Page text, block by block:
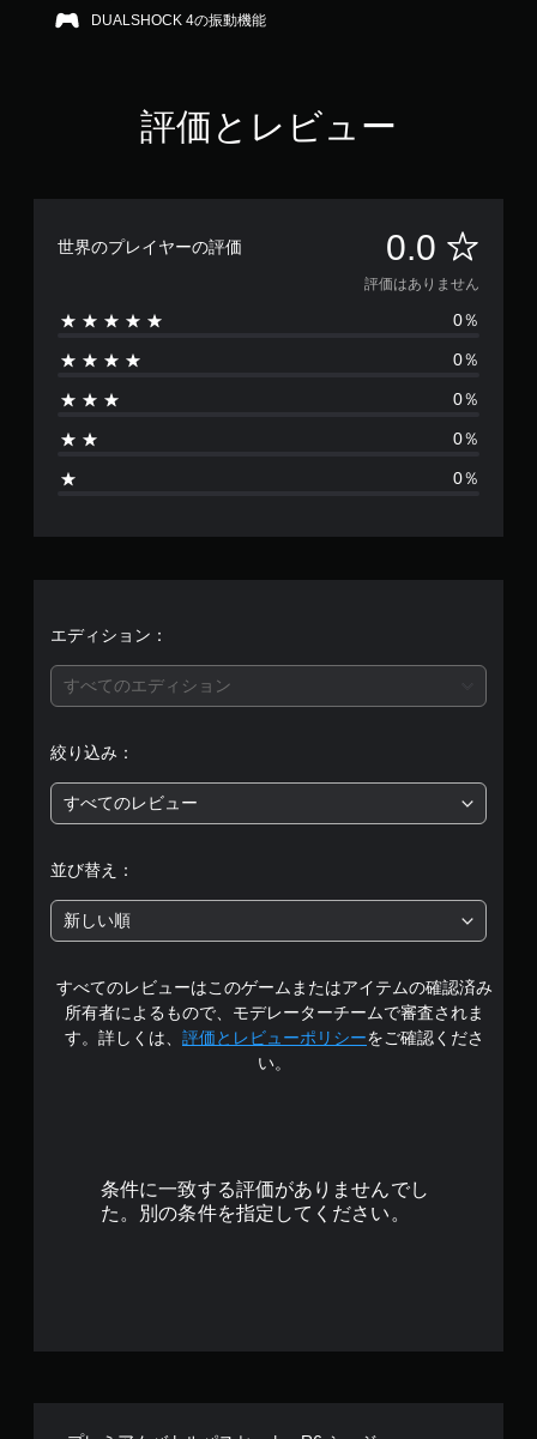
DUALSHOCK 4の振動機能
評価とレビュー
世界のプレイヤーの評価 0.0 評
価
は
あ
ま
評価はありません
0％
0％
0％
0％
0％
エディション：
すべてのエディション
絞り込み：
すべてのレビュー
並び替え：
新しい順
すべてのレビューはこのゲームまたはアイテムの確認済み
所有者によるもので、モデレーターチームで審査されま
す。詳しくは、 評価とレビューポリシーをご確認くださ
い。
条件に一致する評価がありませんでし
た。別の条件を指定してください。